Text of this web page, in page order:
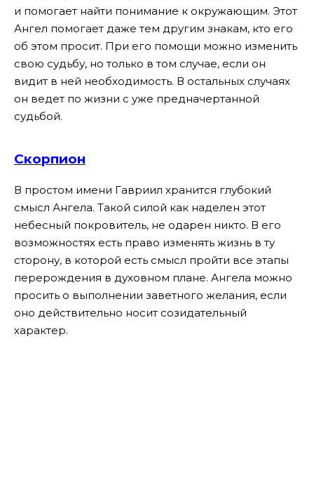
и помогает найти понимание к окружающим. Этот
Ангел помогает даже тем другим знакам, кто его
об этом просит. При его помощи можно изменить
свою судьбу, но только в том случае, если он
видит в ней необходимость. В остальных случаях
он ведет по жизни с уже предначертанной
судьбой.
Скорпион
В простом имени Гавриил хранится глубокий
смысл Ангела. Такой силой как наделен этот
небесный покровитель, не одарен никто. В его
возможностях есть право изменять жизнь в ту
сторону, в которой есть смысл пройти все этапы
перерождения в духовном плане. Ангела можно
просить о выполнении заветного желания, если
оно действительно носит созидательный
характер.